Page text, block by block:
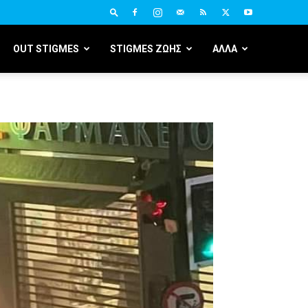
OUT STIGMES STIGMES ΖΩΗΣ ΑΛΛΑ